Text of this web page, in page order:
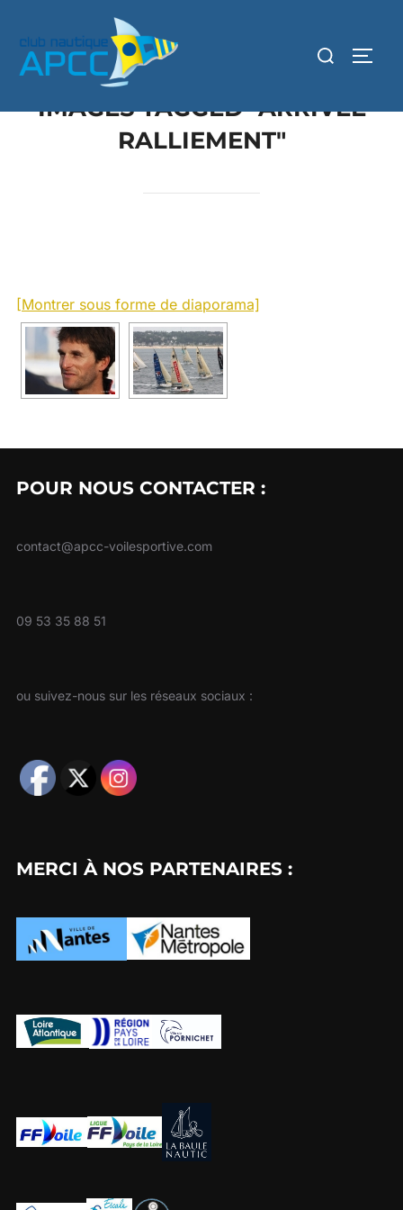
IMAGES TAGGED "ARRIVEE
RALLIEMENT"
[Montrer sous forme de diaporama]
POUR NOUS CONTACTER :
contact@apcc-voilesportive.com
09 53 35 88 51
ou suivez-nous sur les réseaux sociaux :
MERCI À NOS PARTENAIRES :